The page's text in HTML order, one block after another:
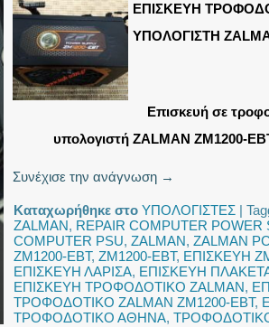
ΕΠΙΣΚΕΥΗ
ΥΠΟΛΟΓΙΣΤΗ
Επισκευή σε
υπολογιστή ZALMAN ZM1200-
Συνέχισε την ανάγνωση →
Καταχωρήθηκε στο ΥΠΟΛΟΓΙΣΤΕΣ |
ZALMAN, REPAIR COMPUTER POWER
COMPUTER PSU,ZALMAN,ZALMAN
ZM1200-EBT,ZM1200-EBT, ΕΠΙΣΚΕΥΗ
ΕΠΙΣΚΕΥΗ ΛΑΡΙΣΑ, ΕΠΙΣΚΕΥΗ
ΕΠΙΣΚΕΥΗ ΤΡΟΦΟΔΟΤΙΚΟ ZALMAN,
ΤΡΟΦΟΔΟΤΙΚΟ ZALMAN ZM1200-EBT,
ΤΡΟΦΟΔΟΤΙΚΟ ΑΘΗΝΑ,